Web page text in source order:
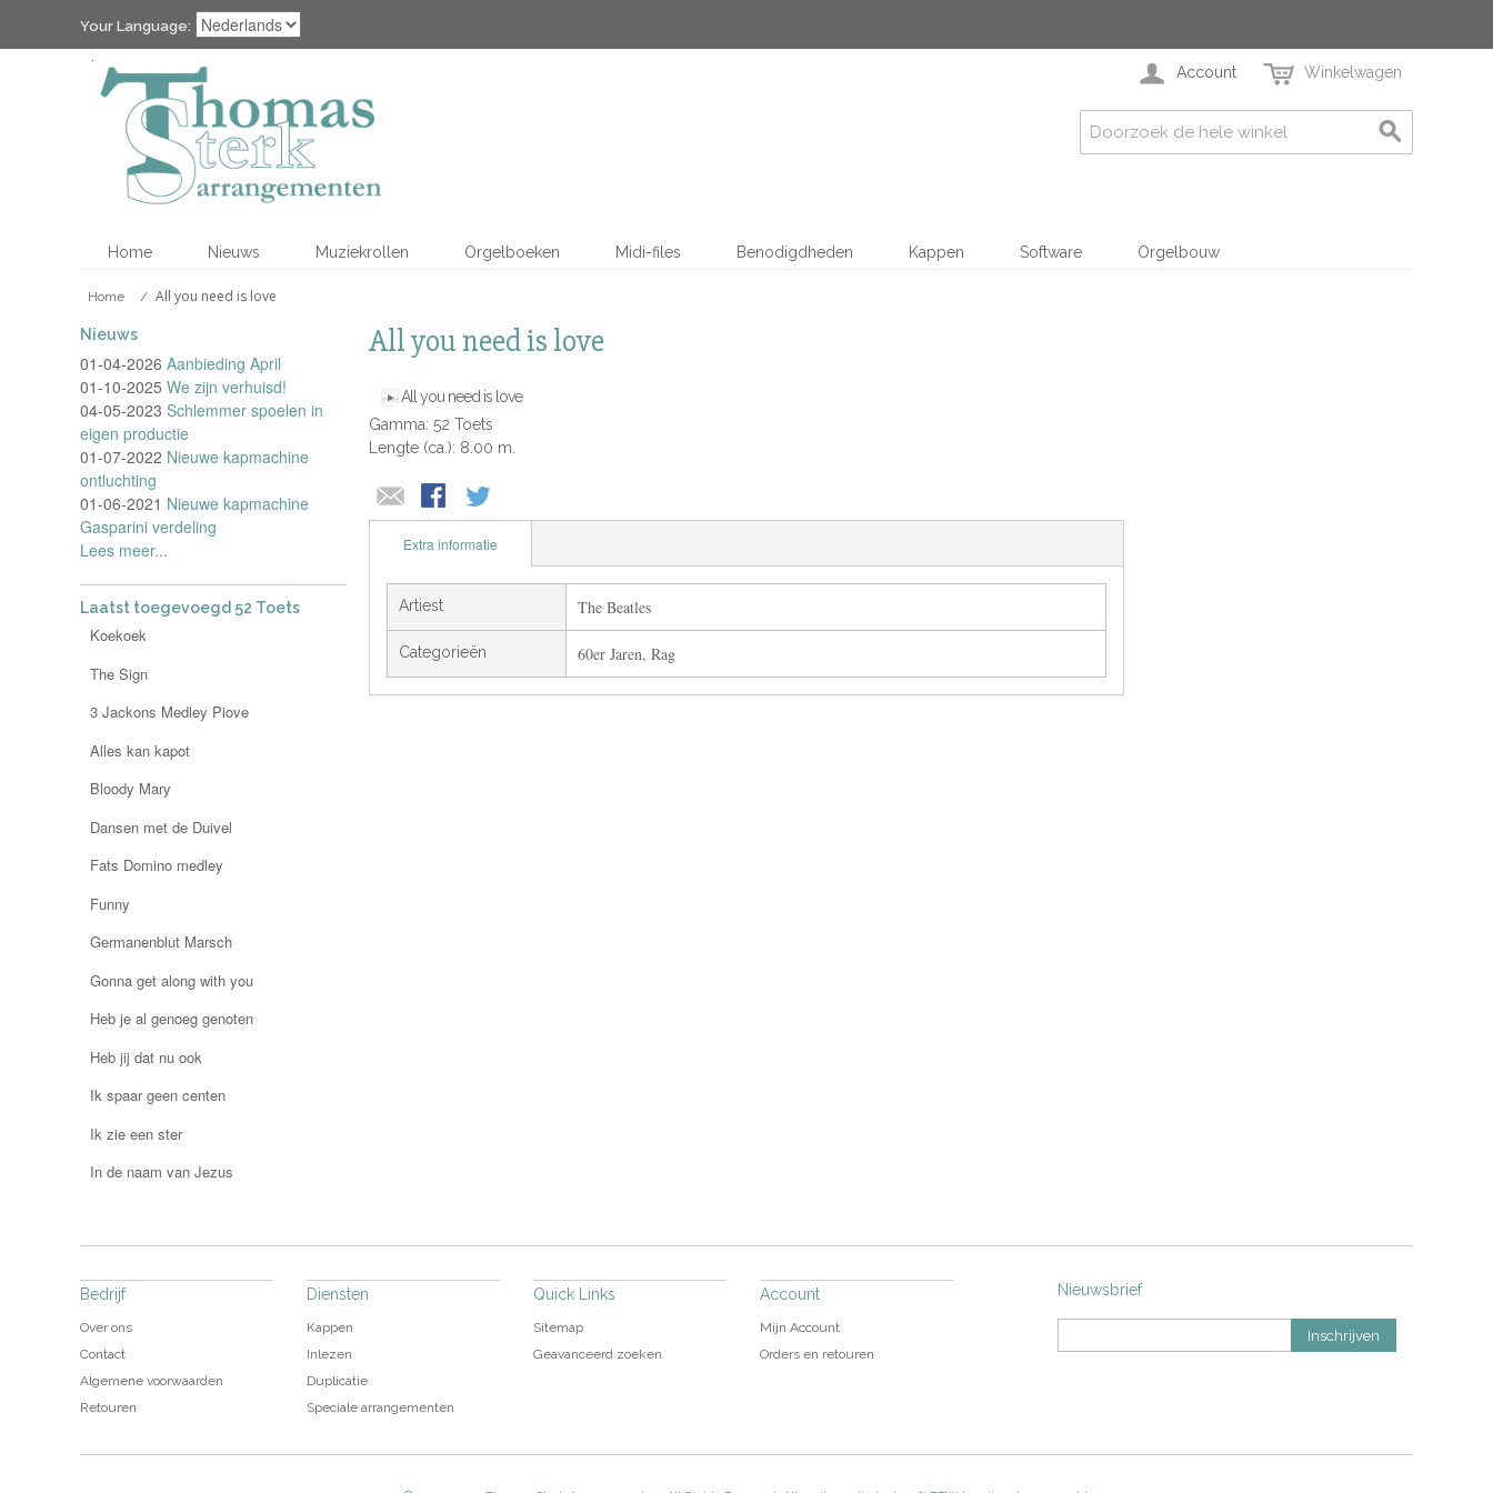
Your Language:
Account Winkelwagen
Home Nieuws Muziekrollen Orgelboeken Midi-files Benodigdheden Kappen Software Orgelbouw
Home / All you need is love
All you need is love
All you need is love
Gamma: 52 Toets
Lengte (ca.): 8.00 m.
Extra informatie
Artiest The Beatles
Categorieën 60er Jaren, Rag
Nieuws
01-04-2026 Aanbieding April
01-10-2025 We zijn verhuisd!
04-05-2023 Schlemmer spoelen in
eigen productie
01-07-2022 Nieuwe kapmachine
ontluchting
01-06-2021 Nieuwe kapmachine
Gasparini verdeling
Lees meer...
Laatst toegevoegd 52 Toets
Koekoek
The Sign
3 Jackons Medley Piove
Alles kan kapot
Bloody Mary
Dansen met de Duivel
Fats Domino medley
Funny
Germanenblut Marsch
Gonna get along with you
Heb je al genoeg genoten
Heb jij dat nu ook
Ik spaar geen centen
Ik zie een ster
In de naam van Jezus
Nieuwsbrief
Inschrijven
Bedrijf
Over ons
Contact
Algemene voorwaarden
Retouren
Diensten
Kappen
Inlezen
Duplicatie
Speciale arrangementen
Quick Links
Sitemap
Geavanceerd zoeken
Account
Mijn Account
Orders en retouren